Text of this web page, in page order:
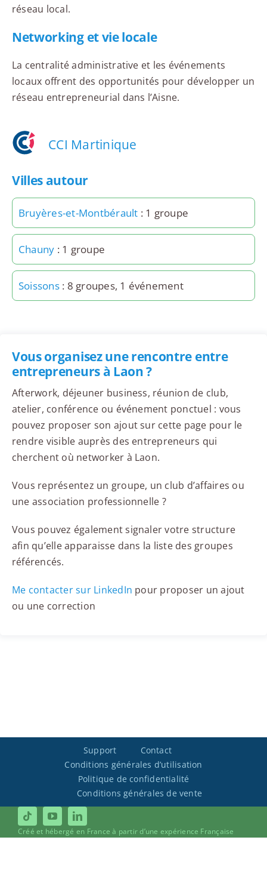
réseau local.
Networking et vie locale
La centralité administrative et les événements
locaux offrent des opportunités pour développer un
réseau entrepreneurial dans l’Aisne.
CCI Martinique
Villes autour
Bruyères-et-Montbérault : 1 groupe
Chauny : 1 groupe
Soissons: 8 groupes, 1 événement
Vous organisez une rencontre entre
entrepreneurs à Laon ?
Afterwork, déjeuner business, réunion de club,
atelier, conférence ou événement ponctuel : vous
pouvez proposer son ajout sur cette page pour le
rendre visible auprès des entrepreneurs qui
cherchent où networker à Laon.
Vous représentez un groupe, un club d’affaires ou
une association professionnelle ?
Vous pouvez également signaler votre structure
afin qu’elle apparaisse dans la liste des groupes
référencés.
Me contacter sur LinkedIn pour proposer un ajout
ou une correction
Support
Contact
Conditions générales d’utilisation
Politique de confidentialité
Conditions générales de vente
Créé et hébergé en France à partir d’une expérience Française